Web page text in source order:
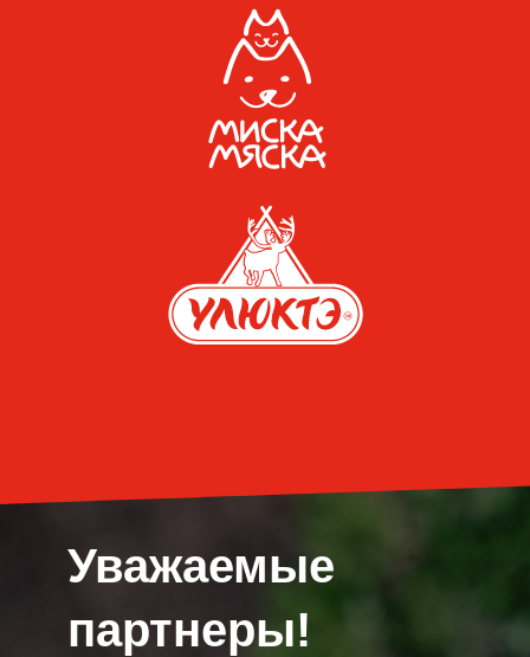
партнеры!
Уважаемые